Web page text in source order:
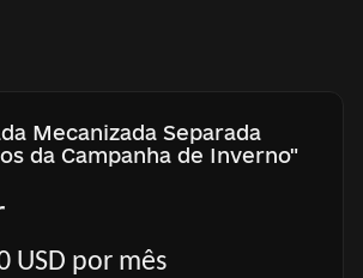
Mecanizada Separada
da Campanha de Inverno"
USD por mês